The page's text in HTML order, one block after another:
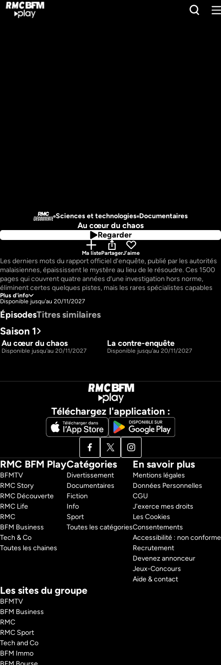
Sciences et technologies Documentaires
Au cœur du chaos
Regarder
Ma listePartagerJ'aime
Les derniers mots du rapport officiel d’enquête, publié par les autorités
malaisiennes, épaississent le mystère au lieu de le résoudre. Ces 1500
pages qui couvrent quatre années d’une investigation hors norme,
éliminent certes quelques pistes, mais les rares spécialistes capables
de les analyser, y relèvent des informations contradictoires,
inexpliquées, erronées qui s’ajoutent aux dysfonctionnements flagrants
de la gestion de la crise par les autorités, aux mensonges avérés, et à
Plus d'info
Disponible jusqu'au 20/11/2027
ÉpisodesTitres similaires
Saison 1
S1 E1 53m
Au cœur du chaos
Disponible jusqu'au 20/11/2027 S1 E2 52m
La contre-enquête
Disponible jusqu'au 20/11/2027
Téléchargez l'application :
RMC BFM Play
BFMTV
RMC Story
RMC Découverte
RMC Life
RMC
BFM Business
Tech & Co
Toutes les chaines
Catégories
Divertissement
Documentaires
Fiction
Info
Sport
Toutes les catégories
En savoir plus
Mentions légales
Données Personnelles
CGU
J'exerce mes droits
Les Cookies
Consentements
Accessibilité : non conforme
Recrutement
Devenez annonceur
Jeux-Concours
Aide & contact
Les sites du groupe
BFMTV
BFM Business
RMC
RMC Sport
Tech and Co
BFM Immo